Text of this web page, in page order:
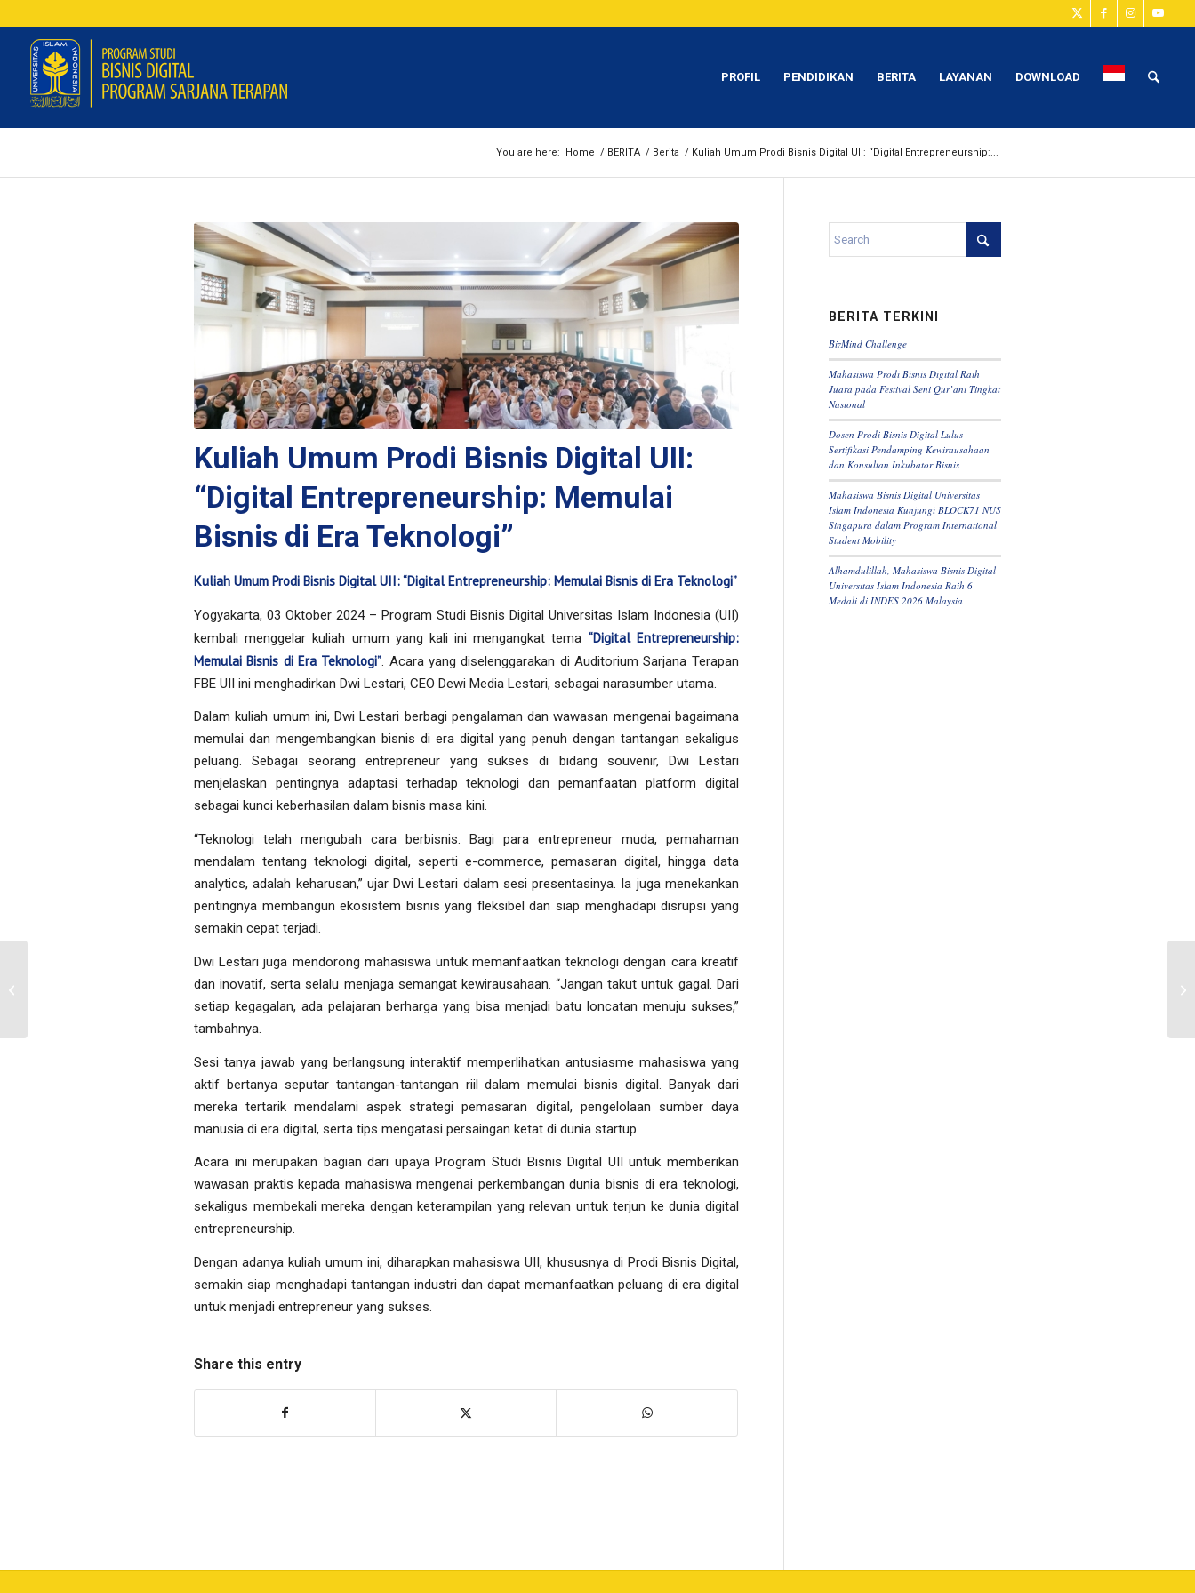
PROFIL PENDIDIKAN BERITA LAYANAN DOWNLOAD
You are here: Home / BERITA / Berita / Kuliah Umum Prodi Bisnis Digital UII: “Digital Entrepreneurship:...
Kuliah Umum Prodi Bisnis Digital UII:
“Digital Entrepreneurship: Memulai
Bisnis di Era Teknologi”
Kuliah Umum Prodi Bisnis Digital UII: “Digital Entrepreneurship: Memulai Bisnis di Era Teknologi”
Yogyakarta, 03 Oktober 2024 – Program Studi Bisnis Digital Universitas Islam Indonesia (UII)
kembali menggelar kuliah umum yang kali ini mengangkat tema “Digital Entrepreneurship:
Memulai Bisnis di Era Teknologi” . Acara yang diselenggarakan di Auditorium Sarjana Terapan
FBE UII ini menghadirkan Dwi Lestari, CEO Dewi Media Lestari, sebagai narasumber utama.
Dalam kuliah umum ini, Dwi Lestari berbagi pengalaman dan wawasan mengenai bagaimana
memulai dan mengembangkan bisnis di era digital yang penuh dengan tantangan sekaligus
peluang. Sebagai seorang entrepreneur yang sukses di bidang souvenir, Dwi Lestari
menjelaskan pentingnya adaptasi terhadap teknologi dan pemanfaatan platform digital
sebagai kunci keberhasilan dalam bisnis masa kini.
“Teknologi telah mengubah cara berbisnis. Bagi para entrepreneur muda, pemahaman
mendalam tentang teknologi digital, seperti e-commerce, pemasaran digital, hingga data
analytics, adalah keharusan,” ujar Dwi Lestari dalam sesi presentasinya. Ia juga menekankan
pentingnya membangun ekosistem bisnis yang fleksibel dan siap menghadapi disrupsi yang
semakin cepat terjadi.
Dwi Lestari juga mendorong mahasiswa untuk memanfaatkan teknologi dengan cara kreatif
dan inovatif, serta selalu menjaga semangat kewirausahaan. “Jangan takut untuk gagal. Dari
setiap kegagalan, ada pelajaran berharga yang bisa menjadi batu loncatan menuju sukses,”
tambahnya.
Sesi tanya jawab yang berlangsung interaktif memperlihatkan antusiasme mahasiswa yang
aktif bertanya seputar tantangan-tantangan riil dalam memulai bisnis digital. Banyak dari
mereka tertarik mendalami aspek strategi pemasaran digital, pengelolaan sumber daya
manusia di era digital, serta tips mengatasi persaingan ketat di dunia startup.
Acara ini merupakan bagian dari upaya Program Studi Bisnis Digital UII untuk memberikan
wawasan praktis kepada mahasiswa mengenai perkembangan dunia bisnis di era teknologi,
sekaligus membekali mereka dengan keterampilan yang relevan untuk terjun ke dunia digital
entrepreneurship.
Dengan adanya kuliah umum ini, diharapkan mahasiswa UII, khususnya di Prodi Bisnis Digital,
semakin siap menghadapi tantangan industri dan dapat memanfaatkan peluang di era digital
untuk menjadi entrepreneur yang sukses.
Share this entry
BERITA TERKINI
BizMind Challenge
Mahasiswa Prodi Bisnis Digital Raih
Juara pada Festival Seni Qur’ani Tingkat
Nasional
Dosen Prodi Bisnis Digital Lulus
Sertifikasi Pendamping Kewirausahaan
dan Konsultan Inkubator Bisnis
Mahasiswa Bisnis Digital Universitas
Islam Indonesia Kunjungi BLOCK71 NUS
Singapura dalam Program International
Student Mobility
Alhamdulillah, Mahasiswa Bisnis Digital
Universitas Islam Indonesia Raih 6
Medali di INDES 2026 Malaysia